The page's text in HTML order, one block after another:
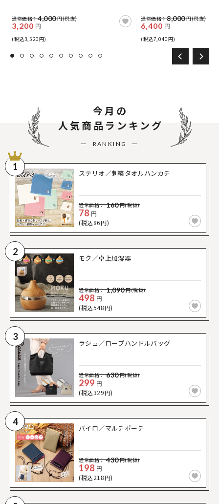
通常価格：4,000円(税抜)
3,200 円
(税込3,520円)
通常価格：8,000円(税抜)
6,400 円
(税込7,040円)
今月の
人気商品ランキング
RANKING
1
ステリオ／刺繍タオルハンカチ
通常価格： 160円(税抜)
78 円
(税込86円)
2
モク／卓上加湿器
通常価格： 1,090円(税抜)
498 円
(税込548円)
3
ラシュ／ロープハンドルバッグ
通常価格： 630円(税抜)
299 円
(税込329円)
4
バイロ／マルチポーチ
通常価格： 430円(税抜)
198 円
(税込218円)